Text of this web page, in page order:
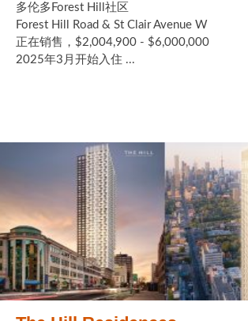
多伦多Forest Hill社区
Forest Hill Road & St Clair Avenue W
正在销售，$2,004,900 - $6,000,000
2025年3月开始入住 ...